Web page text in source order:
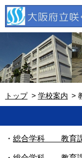
トップ 学校案内
・ 総合学科 教育課